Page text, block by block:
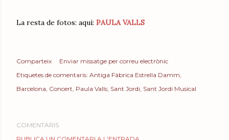
La resta de fotos: aquí: PAULA VALLS
Comparteix
Enviar missatge per correu electrònic
Etiquetes de comentaris: Antiga Fàbrica Estrella Damm
Barcelona Concert Paula Valls Sant Jordi Sant Jordi Musical
COMENTARIS